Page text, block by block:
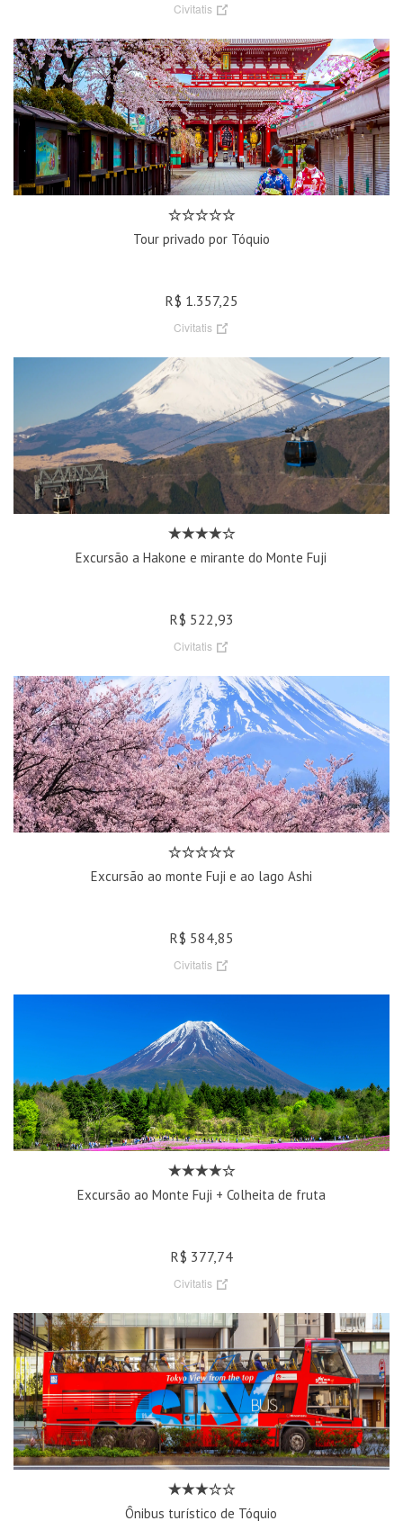
Civitatis
Tour privado por Tóquio
R$ 1.357,25
Civitatis
Excursão a Hakone e mirante do Monte Fuji
R$ 522,93
Civitatis
Excursão ao monte Fuji e ao lago Ashi
R$ 584,85
Civitatis
Excursão ao Monte Fuji + Colheita de fruta
R$ 377,74
Civitatis
Ônibus turístico de Tóquio